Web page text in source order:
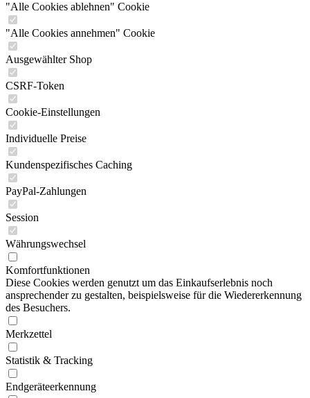
"Alle Cookies ablehnen" Cookie
"Alle Cookies annehmen" Cookie
Ausgewählter Shop
CSRF-Token
Cookie-Einstellungen
Individuelle Preise
Kundenspezifisches Caching
PayPal-Zahlungen
Session
Währungswechsel
Komfortfunktionen
Diese Cookies werden genutzt um das Einkaufserlebnis noch
ansprechender zu gestalten, beispielsweise für die Wiedererkennung
des Besuchers.
Merkzettel
Statistik & Tracking
Endgeräteerkennung